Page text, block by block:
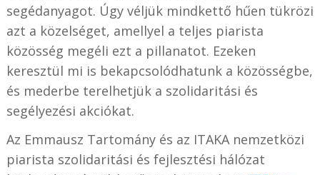
segédanyagot. Úgy véljük mindkettő hűen tükrözi
azt a közelséget, amellyel a teljes piarista
közösség megéli ezt a pillanatot. Ezeken
keresztül mi is bekapcsolódhatunk a közösségbe,
és mederbe terelhetjük a szolidaritási és
segélyezési akciókat.
Az Emmausz Tartomány és az ITAKA nemzetközi
piarista szolidaritási és fejlesztési hálózat